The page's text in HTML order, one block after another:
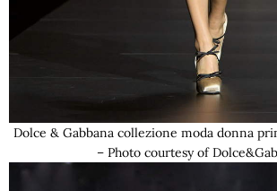
Dolce & Gabbana collezione moda donna
– Photo courtesy of